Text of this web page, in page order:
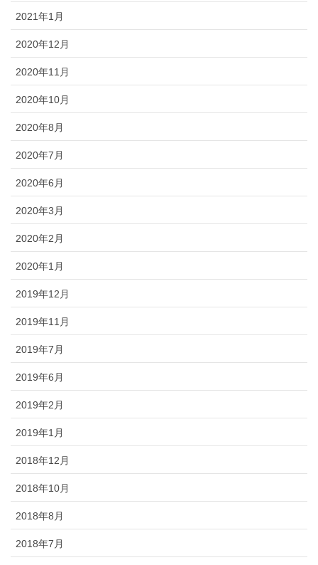
2021年1月
2020年12月
2020年11月
2020年10月
2020年8月
2020年7月
2020年6月
2020年3月
2020年2月
2020年1月
2019年12月
2019年11月
2019年7月
2019年6月
2019年2月
2019年1月
2018年12月
2018年10月
2018年8月
2018年7月